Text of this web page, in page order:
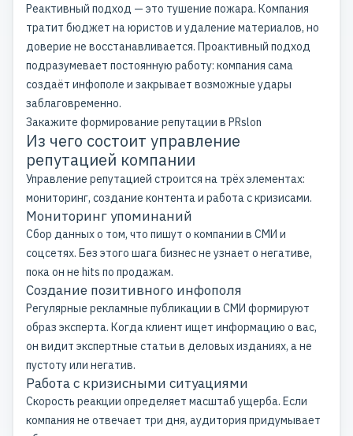
Реактивный подход — это тушение пожара. Компания
тратит бюджет на юристов и удаление материалов, но
доверие не восстанавливается. Проактивный подход
подразумевает постоянную работу: компания сама
создаёт инфополе и закрывает возможные удары
заблаговременно.
Закажите формирование репутации в PRslon
Из чего состоит управление
репутацией компании
Управление репутацией строится на трёх элементах:
мониторинг, создание контента и работа с кризисами.
Мониторинг упоминаний
Сбор данных о том, что пишут о компании в СМИ и
соцсетях. Без этого шага бизнес не узнает о негативе,
пока он не hits по продажам.
Создание позитивного инфополя
Регулярные рекламные публикации в СМИ формируют
образ эксперта. Когда клиент ищет информацию о вас,
он видит экспертные статьи в деловых изданиях, а не
пустоту или негатив.
Работа с кризисными ситуациями
Скорость реакции определяет масштаб ущерба. Если
компания не отвечает три дня, аудитория придумывает